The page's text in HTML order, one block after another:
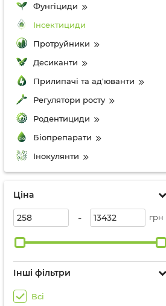
Фунгіциди
Інсектициди
Протруйники
Десиканти
Прилипачі та ад'юванти
Регулятори росту
Родентициди
Біопрепарати
Інокулянти
Ціна
- грн
Інші фільтри
Всі